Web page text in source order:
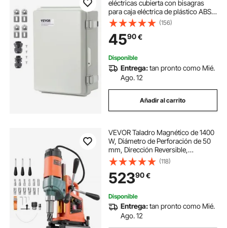
eléctricas cubierta con bisagras
para caja eléctrica de plástico ABS
430x330x180 mm pestillo de acero
inoxidable impermeable IP67 a
prueba de polvo para proyectos
eléctricos
(156)
4590€
Disponible
Entrega:tan pronto como Mié.
Ago. 12
Añadir al carrito
VEVOR Taladro Magnético de 1400
W, Diámetro de Perforación de 50
mm, Dirección Reversible,
Velocidad de 0 a 850 RPM, Taladro
Magnético con 11 Brocas para
Bricolaje Industrial y Doméstico,
Naranja
(118)
52390€
Disponible
Entrega:tan pronto como Mié.
Ago. 12